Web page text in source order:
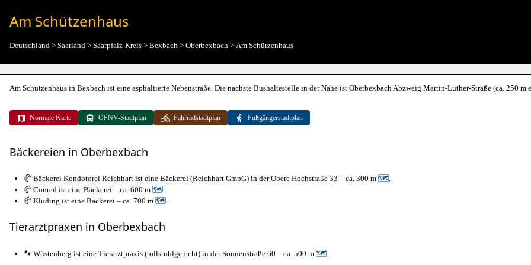
Am Schützenhaus
Deutschland > Saarland > Saarpfalz-Kreis > Bexbach > Oberbexbach > Am Schützenhaus
Am Schützenhaus in Bexbach ist eine asphaltierte Nebenstraße. Die nächste Bushaltestelle in der Nähe ist Oberbexbach Abzweig Martin-Luther-Straße (ca. 250 m
Normale Karte ÖPNV-Stadtplan Fahrradstadtplan Fußgängerstadtplan
Bäckereien in Oberbexbach
🥐 Bäckerei Kondotorei Reichhart ist eine Bäckerei (Reichhart GmbG) in der Obere Hochstraße 33 – ca. 300 m 🗺.
🥐 Conrad ist eine Bäckerei – ca. 600 m 🗺.
🥐 Kluding ist eine Bäckerei – ca. 700 m 🗺.
Tierarztpraxen in Oberbexbach
🐾 Wüstenberg ist eine Tierarztpraxis (rollstuhlgerecht) in der Sonnenstraße 60 – ca. 500 m 🗺